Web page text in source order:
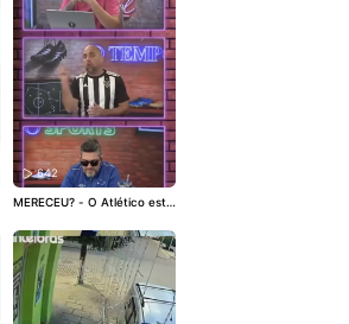
tampa na foto do anúncio e
finalizou o pedido. Quando o
produto chegou, a decepçã
o: o bordado que parecia tri
dimensional na imagem era,
na verdade, uma impressão
plana. O caso, registrado e
m uma plataforma de comé
rcio eletrônico, não é isolad
o.
642
MERECEU? - O Atlético está
a do Brasil após vencer o Ju
ventude por 1 a 0, no Alfred
o Jaconi, com gol de Alan Mi
nda nos últimos instantes da
partida. A classificação veio
depois de mais um confront